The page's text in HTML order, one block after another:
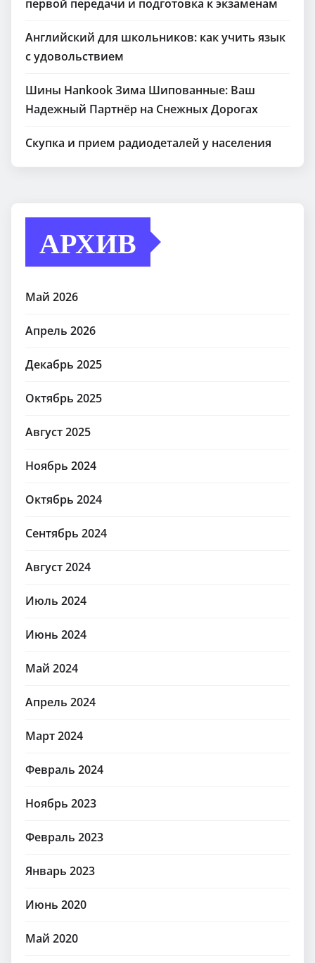
первой передачи и подготовка к экзаменам
Английский для школьников: как учить язык
с удовольствием
Шины Hankook Зима Шипованные: Ваш
Надежный Партнёр на Снежных Дорогах
Скупка и прием радиодеталей у населения
АРХИВ
Май 2026
Апрель 2026
Декабрь 2025
Октябрь 2025
Август 2025
Ноябрь 2024
Октябрь 2024
Сентябрь 2024
Август 2024
Июль 2024
Июнь 2024
Май 2024
Апрель 2024
Март 2024
Февраль 2024
Ноябрь 2023
Февраль 2023
Январь 2023
Июнь 2020
Май 2020